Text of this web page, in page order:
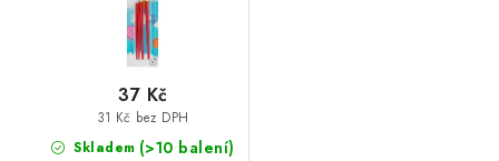
Skladem (>10 balení)
31 Kč bez DPH
37 Kč